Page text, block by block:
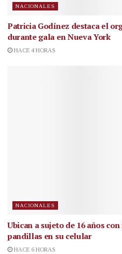
NACIONALES
Patricia Godínez destaca el
durante gala en Nueva York
HACE 4 HORAS
NACIONALES
Ubican a sujeto de 16 años
pandillas en su celular
HACE 6 HORAS